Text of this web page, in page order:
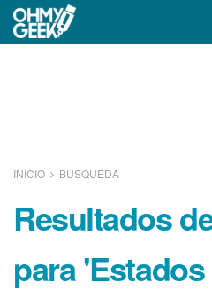
INICIO BÚSQUEDA
Resultados
para